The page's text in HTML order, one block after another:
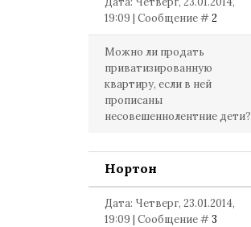
19:09 | Сообщение #2
Можно ли продать
приватизированную
квартиру, если в ней
прописаны
несовешеннолентние дети?
Нортон
Дата: Четверг, 23.01.2014,
19:09 | Сообщение #3